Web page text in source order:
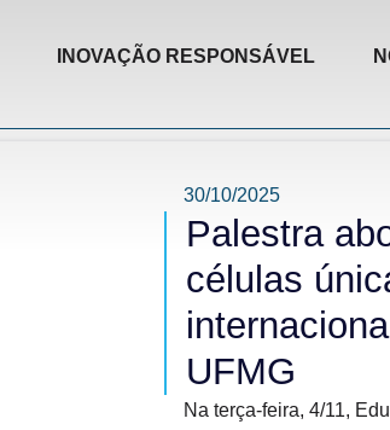
INOVAÇÃO RESPONSÁVEL
30/10/2025
Palestra
células
UFMG
Na terça-feira, 4/11,